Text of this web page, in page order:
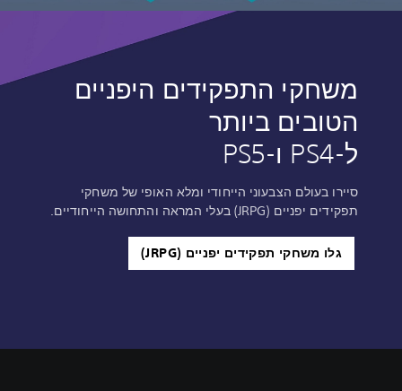
משחקי התפקידים היפניים
הטובים ביותר
ל-PS4 ו-PS5
סיירו בעולם הצבעוני הייחודי ומלא האופי של משחקי
תפקידים יפניים (JRPG) בעלי המראה והתחושה הייחודיים.
גלו משחקי תפקידים יפניים (JRPG)